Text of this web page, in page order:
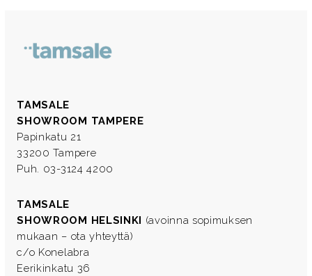
TAMSALE
SHOWROOM TAMPERE
Papinkatu 21
33200 Tampere
Puh. 03-3124 4200
TAMSALE
SHOWROOM HELSINKI (avoinna sopimuksen
mukaan – ota yhteyttä)
c/o Konelabra
Eerikinkatu 36